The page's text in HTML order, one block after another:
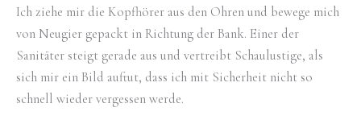
Ich ziehe mir die Kopfhörer aus den Ohren und bewege mich
von Neugier gepackt in Richtung der Bank. Einer der
Sanitäter steigt gerade aus und vertreibt Schaulustige, als
sich mir ein Bild auftut, dass ich mit Sicherheit nicht so
schnell wieder vergessen werde.